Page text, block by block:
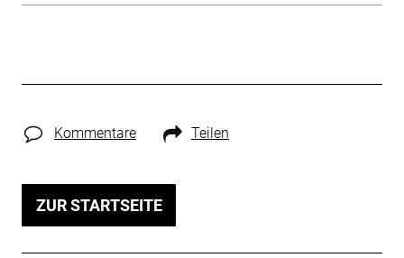
Kommentare Teilen
ZUR STARTSEITE